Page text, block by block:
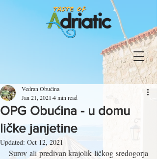
OPG Obućina - u domu
ličke janjetine
Vedran Obućina
Jan 21, 2021 4 min read
Updated: Oct 12, 2021
Surov ali predivan krajolik ličkog sredogorja